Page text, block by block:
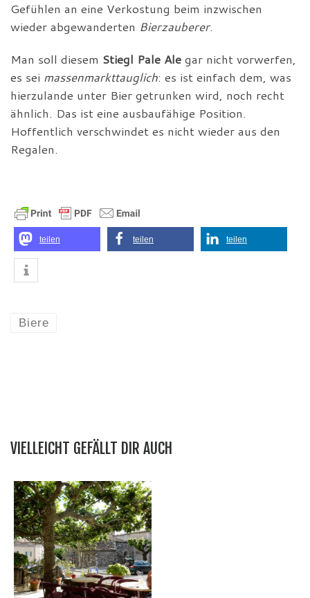
Gefühlen an eine Verkostung beim inzwischen
wieder abgewanderten Bierzauberer.
Man soll diesem Stiegl Pale Ale gar nicht vorwerfen,
es sei massenmarkttauglich: es ist einfach dem, was
hierzulande unter Bier getrunken wird, noch recht
ähnlich. Das ist eine ausbaufähige Position.
Hoffentlich verschwindet es nicht wieder aus den
Regalen.
teilen teilen teilen
Biere
VIELLEICHT GEFÄLLT DIR AUCH